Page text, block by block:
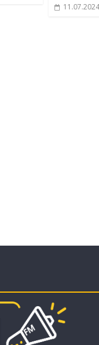
11.07.2024